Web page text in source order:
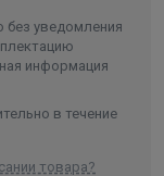
без уведомления
информация
в течение
товара?